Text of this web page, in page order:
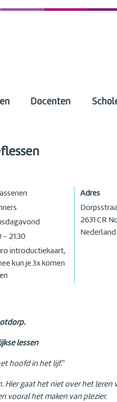
Docenten
- 21.30
introductiekaart,
kun je 3x komen
Adres
2631 CR
Nederland
lessen
hoofd in het lijf."
Hier gaat het niet over het leren
vooral het maken van plezier.